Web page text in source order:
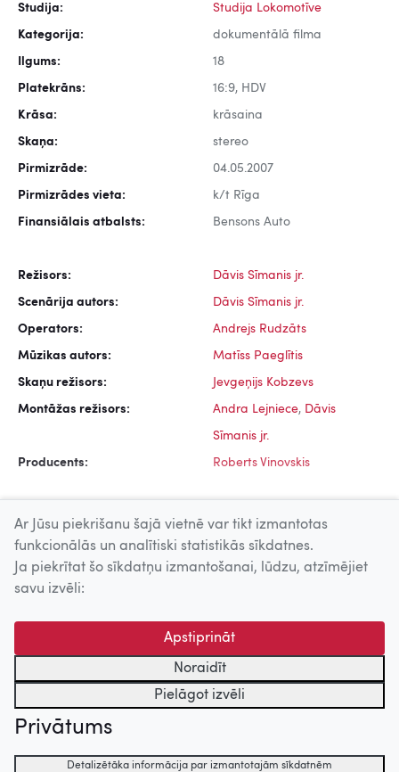
Studija: Studija Lokomotīve
Kategorija: dokumentālā filma
Ilgums: 18
Platekrāns: 16:9, HDV
Krāsa: krāsaina
Skaņa: stereo
Pirmizrāde: 04.05.2007
Pirmizrādes vieta: k/t Rīga
Finansiālais atbalsts: Bensons Auto
Režisors: Dāvis Sīmanis jr.
Scenārija autors: Dāvis Sīmanis jr.
Operators: Andrejs Rudzāts
Mūzikas autors: Matīss Paeglītis
Skaņu režisors: Jevgeņijs Kobzevs
Montāžas režisors: Andra Lejniece, Dāvis
Sīmanis jr.
Producents: Roberts Vinovskis
Uz augšu
© 2026 Nacionālais Kino centrs, Kultūras informācijas sistēmu
centrs. Sadarbības partneris: Latvijas Valsts
kinofotofonodokumentu arhīvs.
Ar Jūsu piekrišanu šajā vietnē var tikt izmantotas
funkcionālās un analītiski statistikās sīkdatnes.
Ja piekrītat šo sīkdatņu izmantošanai, lūdzu, atzīmējiet
savu izvēli:
Apstiprināt
Noraidīt
Pielāgot izvēli
Privātums
Detalizētāka informācija par izmantotajām sīkdatnēm